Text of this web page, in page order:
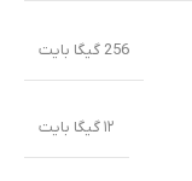
256 گیگا بایت
۱۲ گیگا بایت